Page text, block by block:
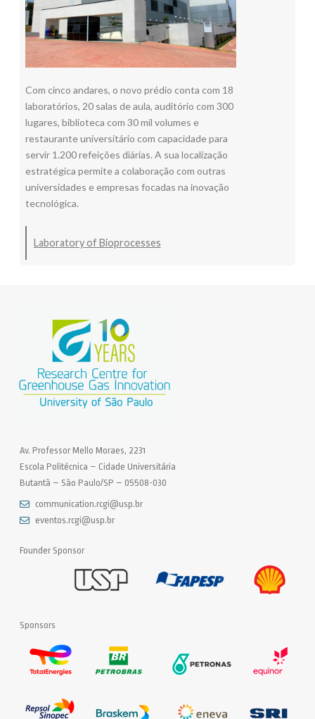
Com cinco andares, o novo prédio conta com 18
laboratórios, 20 salas de aula, auditório com 300
lugares, biblioteca com 30 mil volumes e
restaurante universitário com capacidade para
servir 1.200 refeições diárias. A sua localização
estratégica permite a colaboração com outras
universidades e empresas focadas na inovação
tecnológica.
Laboratory of Bioprocesses
Av. Professor Mello Moraes, 2231
Escola Politécnica – Cidade Universitária
Butantã – São Paulo/SP – 05508-030
communication.rcgi@usp.br
eventos.rcgi@usp.br
Founder Sponsor
Sponsors